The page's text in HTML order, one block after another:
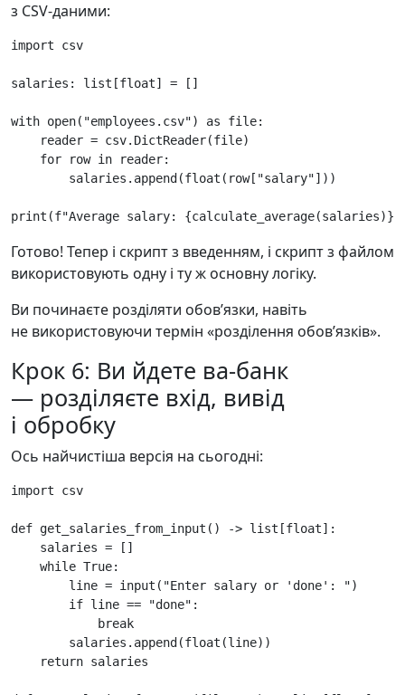
з CSV-даними:
import csv
salaries : list [float] = []
with open( "employees.csv") as file:
reader = csv. DictReader(file)
for
row in reader:
salaries . append (float ( row[ "salary"]))
print (f"Average salary: {calculate_average(salaries)}
Готово! Тепер і скрипт з введенням, і скрипт з файлом
використовують одну і ту ж основну логіку.
Ви починаєте розділяти обовʼязки, навіть
не використовуючи термін «розділення обовʼязків».
Крок 6: Ви йдете ва-банк
— розділяєте вхід, вивід
і обробку
Ось найчистіша версія на сьогодні:
import csv
def get_salaries_from_input () -> list [float]:
salaries =
[]
while True:
line = input ( "Enter salary or 'done': ")
if line == "done" :
break
salaries . append (float (line))
return salaries